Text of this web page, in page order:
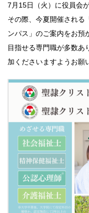
7月15日（火）に役員会
その際、今夏開催される
ンパス」のご案内をお預
目指せる専門職が多数あ
加くださいますようお願